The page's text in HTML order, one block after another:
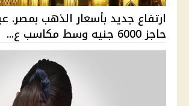
حاجز 6000 جنيه وسط مكاسب ع...